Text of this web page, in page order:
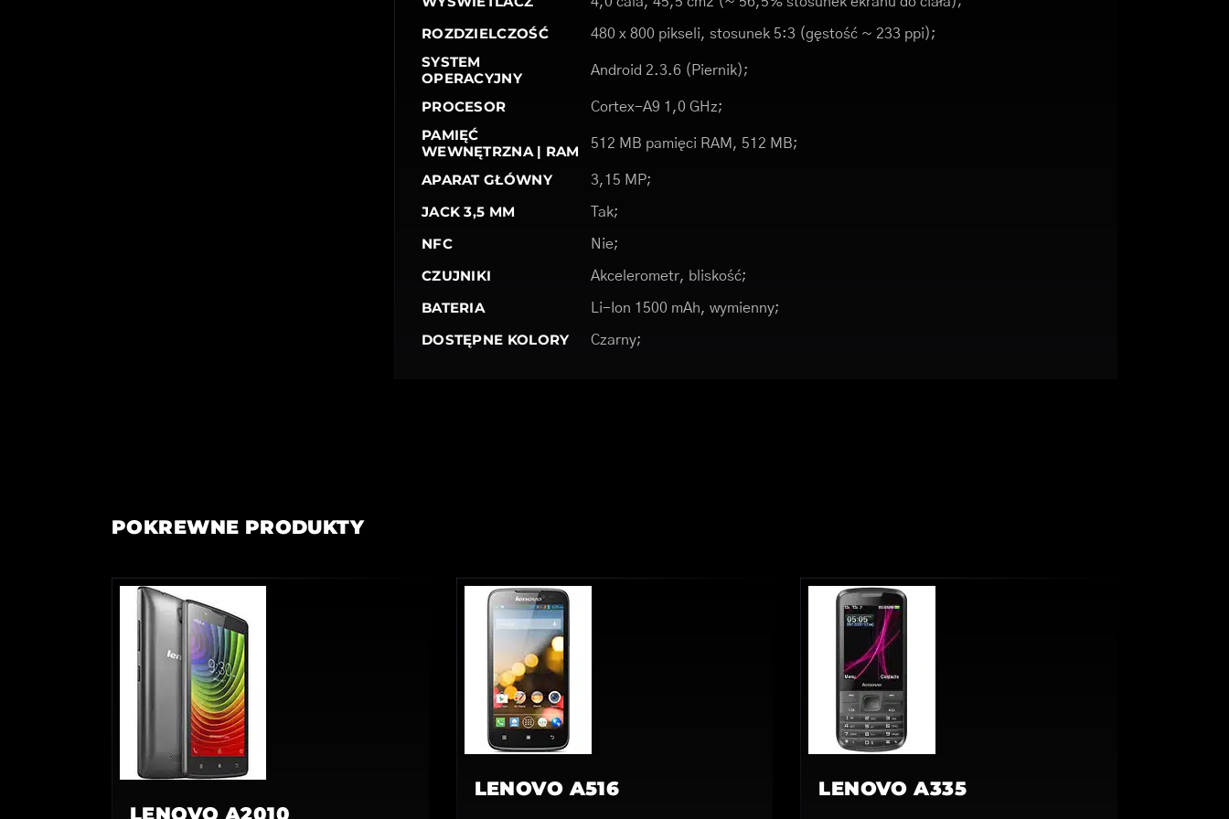
ROZDZIELCZOŚĆ 480 x 800 pikseli, stosunek 5:3 (gęstość ~ 233 ppi);
SYSTEM
OPERACYJNY
Android 2.3.6 (Piernik);
PROCESOR Cortex-A9 1,0 GHz;
PAMIĘĆ
WEWNĘTRZNA | RAM
512 MB pamięci RAM, 512 MB;
APARAT GŁÓWNY 3,15 MP;
JACK 3,5 MM Tak;
NFC Nie;
CZUJNIKI Akcelerometr, bliskość;
BATERIA Li-Ion 1500 mAh, wymienny;
DOSTĘPNE KOLORY Czarny;
POKREWNE PRODUKTY
LENOVO A2010
LENOVO A516 LENOVO A335